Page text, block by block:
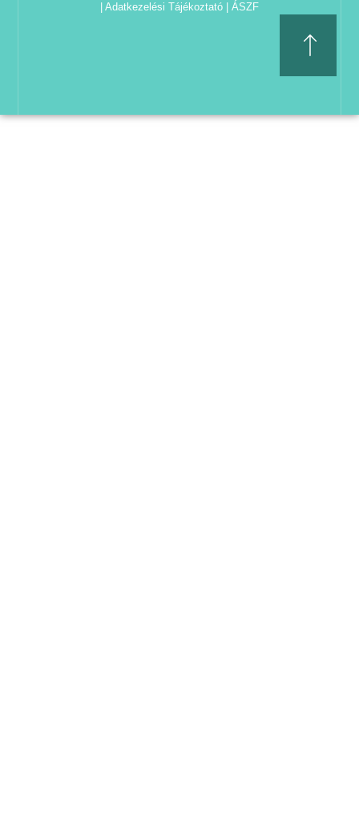
Adatkezelési Tájékoztató ÁSZF